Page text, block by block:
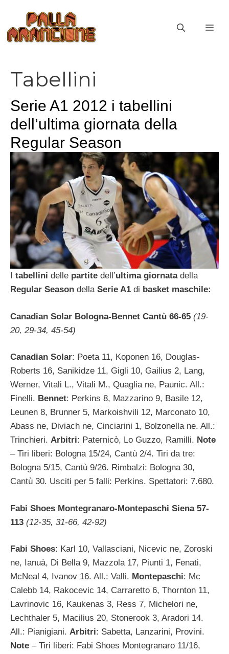
contenuto
Tabellini
Serie A1 2012 i tabellini
dell’ultima giornata della
Regular Season
tabellini delle partite dell’ultima giornata della
Regular Season dellaSerie A1 di basket maschile:
Canadian Solar Bologna-Bennet Cantù 66-65 (19-
20, 29-34, 45-54)
Canadian Solar: Poeta 11, Koponen 16, Douglas-
Roberts 16, Sanikidze 11, Gigli 10, Gailius 2, Lang,
Werner, Vitali L., Vitali M., Quaglia ne, Paunic. All.:
Finelli. Bennet: Perkins 8, Mazzarino 9, Basile 12,
Leunen 8, Brunner 5, Markoishvili 12, Marconato 10,
Abass ne, Diviach ne, Cinciarini 1, Bolzonella ne. All.:
Trinchieri. Arbitri: Paternicò, Lo Guzzo, Ramilli. Note
– Tiri liberi: Bologna 15/24, Cantù 2/4. Tiri da tre:
Bologna 5/15, Cantù 9/26. Rimbalzi: Bologna 30,
Cantù 30. Usciti per 5 falli: Perkins. Spettatori: 7.680.
Fabi Shoes Montegranaro-Montepaschi Siena 57-
113 (12-35, 31-66, 42-92)
Fabi Shoes: Karl 10, Vallasciani, Nicevic ne, Zoroski
ne, Ianuà, Di Bella 9, Mazzola 17, Piunti 1, Fenati,
McNeal 4, Ivanov 16. All.: Valli. Montepaschi: Mc
Calebb 14, Rakocevic 14, Carraretto 6, Thornton 11,
Lavrinovic 16, Kaukenas 3, Ress 7, Michelori ne,
Lechthaler 5, Macilius 20, Stonerook 3, Aradori 14.
All.: Pianigiani. Arbitri: Sabetta, Lanzarini, Provini.
Note – Tiri liberi: Fabi Shoes Montegranaro 11/16,